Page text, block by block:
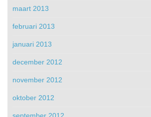
maart 2013
februari 2013
januari 2013
december 2012
november 2012
oktober 2012